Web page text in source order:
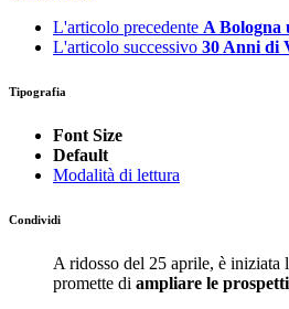
L'articolo precedente A Bologna
L'articolo successivo 30 Anni di
Tipografia
Font Size
Default
Modalità di lettura
Condividi
A ridosso del 25 aprile, è iniziata
promette di ampliare le